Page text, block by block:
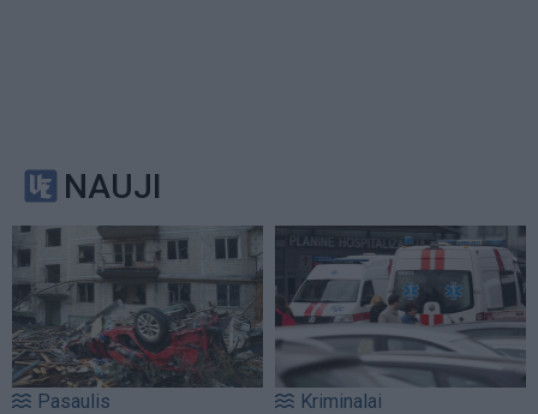
NAUJI
Pasaulis Kriminalai